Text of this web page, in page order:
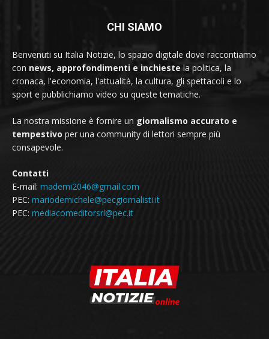
CHI SIAMO
Benvenuti su Italia Notizie, lo spazio digitale dove raccontiamo
con news, approfondimenti e inchieste la politica, la
cronaca, l'economia, l'attualità, la cultura, gli spettacoli e lo
sport e pubblichiamo video su queste tematiche.
La nostra missione è fornire un giornalismo accurato e
tempestivo per una community di lettori sempre più
consapevole.
Contatti
E-mail: mademi2046@gmail.com
PEC: mariodemichele@pecgiornalisti.it
PEC: mediacomeditorsrl@pec.it